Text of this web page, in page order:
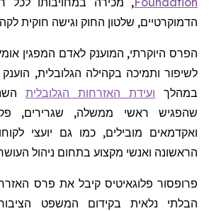
הדמוקרטיים, שלטון החוק וגישה חוקית
הפרס היוקרתי, המוענק לאדם המפגין אומץ
לשיפור ותמיכה בקהילה הגלובלית,
במהלך ועידת האזרחות הגלובלית
שהפגיש ראשי ממשלה, שגרירים,
ואקדמאים מובילים, כמו גם יועצי
הראשונה ואנשי מקצוע בתחום ניהול
פרופסור פלוגאיטיס קיבל את פרס האזרח
הבלתי נלאית בקידום המשפט